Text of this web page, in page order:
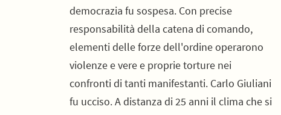
democrazia fu sospesa. Con precise
responsabilità della catena di comando,
elementi delle forze dell'ordine operarono
violenze e vere e proprie torture nei
confronti di tanti manifestanti. Carlo Giuliani
fu ucciso. A distanza di 25 anni il clima che si